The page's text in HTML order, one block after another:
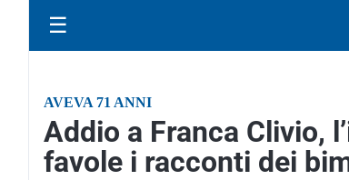
☰
AVEVA 71 ANNI
Addio a Franca Clivio,
favole i racconti dei